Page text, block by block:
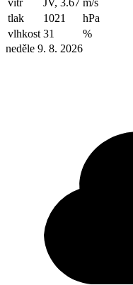
vítr
JV, 3.67 m/s
tlak
1021
hPa
vlhkost 31
%
neděle 9. 8. 2026